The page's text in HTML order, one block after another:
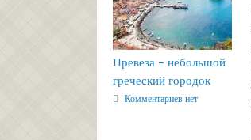
Превеза – небольшой
греческий городок
Комментариев нет